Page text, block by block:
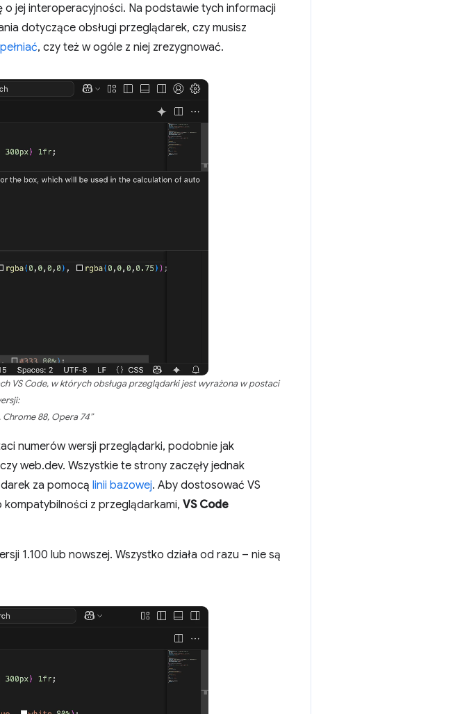
jej interoperacyjności. Na podstawie tych informacji
dotyczące obsługi przeglądarek, czy musisz
, czy też w ogóle z niej zrezygnować.
VS Code, w których obsługa przeglądarki jest wyrażona w postaci
Chrome 88, Opera 74”
numerów wersji przeglądarki, podobnie jak
czy web.dev. Wszystkie te strony zaczęły jednak
za pomocą linii bazowej. Aby dostosować VS
z przeglądarkami, VS Code
1.100 lub nowszej. Wszystko działa od razu – nie są